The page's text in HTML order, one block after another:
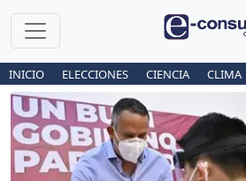
INICIO ELECCIONES CIENCIA CLIMA